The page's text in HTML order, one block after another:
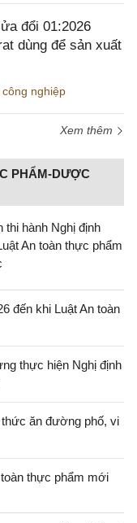
đổi 01:2026
dùng để sản xuất
nghiệp
Xem thêm
PHẨM-DƯỢC
thi hành Nghị định
An toàn thực phẩm
đến khi Luật An toàn
thực hiện Nghị định
ăn đường phố, vi
thực phẩm mới